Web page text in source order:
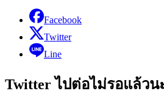
Facebook
Twitter
Line
Twitter ไปต่อไม่รอแล้วน